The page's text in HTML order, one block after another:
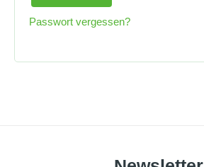
Passwort vergessen?